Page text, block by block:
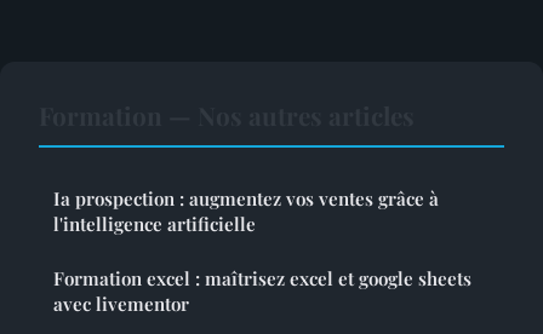
Ia prospection : augmentez vos ventes grâce à
l'intelligence artificielle
Formation excel : maîtrisez excel et google sheets
avec livementor